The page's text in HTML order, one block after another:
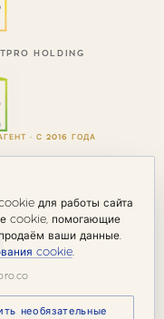
HOLDING
· С 2016 ГОДА
защищены.
для работы сайта
cookie, помогающие
ваши данные.
cookie.
необязательные